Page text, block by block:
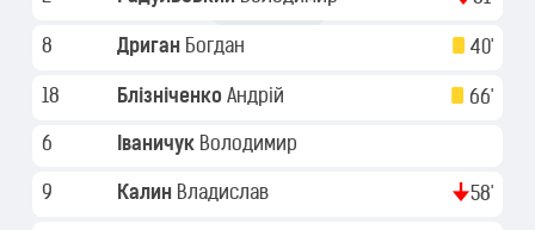
8 Дриган Богдан 40'
18 Блізніченко Андрій 66'
6 Іваничук Володимир
9 Калин Владислав 58'